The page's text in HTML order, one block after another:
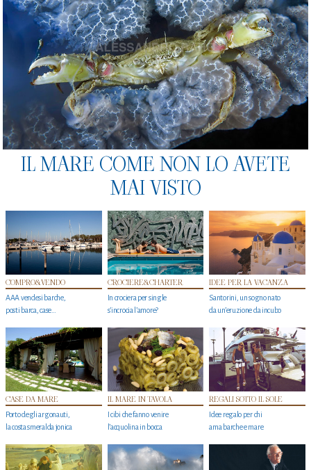
IL MARE COME NON LO AVETE
MAI VISTO
COMPRO&VENDO
AAA vendesi barche,
posti barca, case…
CROCIERE&CHARTER
In crociera per single
s'incrocia l’amore?
IDEE PER LA VACANZA
Santorini, un sogno nato
da un’eruzione da incubo
CASE DA MARE
Porto degli argonauti,
la costa smeralda jonica
IL MARE IN TAVOLA
I cibi che fanno venire
l’acquolina in bocca
REGALI SOTTO IL SOLE
Idee regalo per chi
ama barche e mare